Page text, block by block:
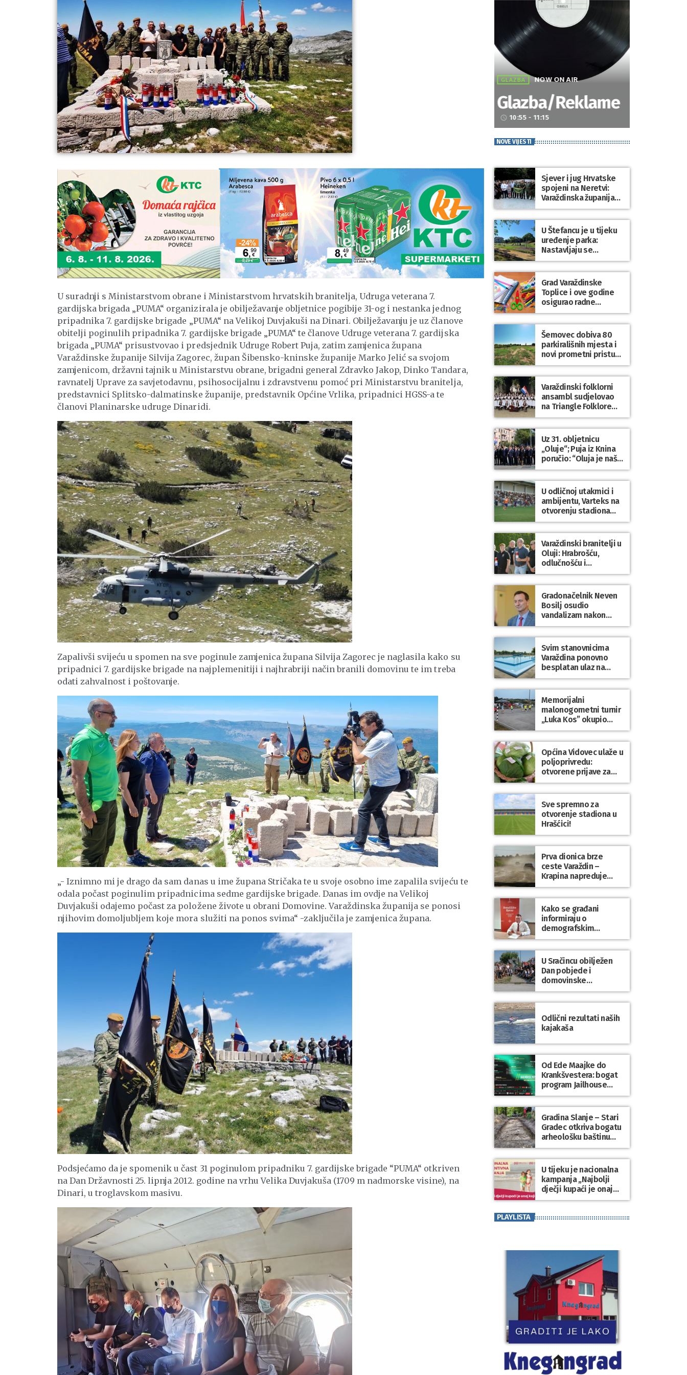
U suradnji s Ministarstvom obrane i Ministarstvom hrvatskih branitelja, Udruga veterana 7.
gardijska brigada „PUMA“ organizirala je obilježavanje obljetnice pogibije 31-og i nestanka jednog
pripadnika 7. gardijske brigade „PUMA“ na Velikoj Duvjakuši na Dinari. Obilježavanju je uz članove
obitelji poginulih pripadnika 7. gardijske brigade „PUMA“ te članove Udruge veterana 7. gardijska
brigada „PUMA“ prisustvovao i predsjednik Udruge Robert Puja, zatim zamjenica župana
Varaždinske županije Silvija Zagorec, župan Šibensko-kninske županije Marko Jelić sa svojom
zamjenicom, državni tajnik u Ministarstvu obrane, brigadni general Zdravko Jakop, Dinko Tandara,
ravnatelj Uprave za savjetodavnu, psihosocijalnu i zdravstvenu pomoć pri Ministarstvu branitelja,
predstavnici Splitsko-dalmatinske županije, predstavnik Općine Vrlika, pripadnici HGSS-a te
članovi Planinarske udruge Dinaridi.
Zapalivši svijeću u spomen na sve poginule zamjenica župana Silvija Zagorec je naglasila kako su
pripadnici 7. gardijske brigade na najplemenitiji i najhrabriji način branili domovinu te im treba
odati zahvalnost i poštovanje.
„- Iznimno mi je drago da sam danas u ime župana Stričaka te u svoje osobno ime zapalila svijeću te
odala počast poginulim pripadnicima sedme gardijske brigade. Danas im ovdje na Velikoj
Duvjakuši odajemo počast za položene živote u obrani Domovine. Varaždinska županija se ponosi
njihovim domoljubljem koje mora služiti na ponos svima“ -zaključila je zamjenica župana.
Podsjećamo da je spomenik u čast 31 poginulom pripadniku 7. gardijske brigade “PUMA“ otkriven
na Dan Državnosti 25. lipnja 2012. godine na vrhu Velika Duvjakuša (1709 m nadmorske visine), na
Dinari, u troglavskom masivu.
GLAZBA NOW ON AIR
Glazba/Reklame
access_time 10:55 - 11:15
NOVE VIJESTI
Sjever i jug Hrvatske
spojeni na Neretvi:
Varaždinska županija
predstavila svoju
tradiciju uoči Maratona
lađa
U Štefancu je u tijeku
uređenje parka:
Nastavljaju se
ulaganja u javne
prostore diljem
općine Trnovec
Bartolovečki
Grad Varaždinske
Toplice i ove godine
osigurao radne
bilježnice i dodatni
obrazovni materijal za
sve osnovnoškolce
Šemovec dobiva 80
parkirališnih mjesta i
novi prometni pristup
groblju
Varaždinski folklorni
ansambl sudjelovao
na Triangle Folklore
Festivalu u Danskoj
Uz 31. obljetnicu
„Oluje“; Puja iz Knina
poručio: “Oluja je naša
najveća pobjeda,
simbol slobode i
zajedništva!”
U odličnoj utakmici i
ambijentu, Varteks na
otvorenju stadiona
odigrao 1:1 s
Mariborom
Varaždinski branitelji u
Oluji: Hrabrošću,
odlučnošću i
zajedništvom do
slobodne Hrvatske!
Gradonačelnik Neven
Bosilj osudio
vandalizam nakon
utakmice NK Varaždin
– HNK Hajduk Split
Svim stanovnicima
Varaždina ponovno
besplatan ulaz na
Gradske bazene i
Gradsko kupalište na
Dravi
Memorijalni
malonogometni turnir
„Luka Kos” okupio
brojne ekipe i
posjetitelje u Sudovcu
Općina Vidovec ulaže u
poljoprivredu:
otvorene prijave za
općinske potpore
Sve spremno za
otvorenje stadiona u
Hrašćici!
Prva dionica brze
ceste Varaždin –
Krapina napreduje
prema planu
Kako se građani
informiraju o
demografskim
mjerama? Sudjelujte u
istraživanju!
U Sračincu obilježen
Dan pobjede i
domovinske
zahvalnosti te Dan
hrvatskih branitelja
Odlični rezultati naših
kajakaša
Od Ede Maajke do
Krankšvestera: bogat
program Jailhouse
Festivala 2026. u
Lepoglavi
Gradina Slanje – Stari
Gradec otkriva bogatu
arheološku baštinu
Varaždinske županije
U tijeku je nacionalna
kampanja „Najbolji
dječji kupaći je onaj
koji se nosi“
PLAYLISTA